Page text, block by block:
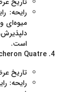
رایحه:
میوه‌ای
است.
Quatre
تاریخ
رایحه: